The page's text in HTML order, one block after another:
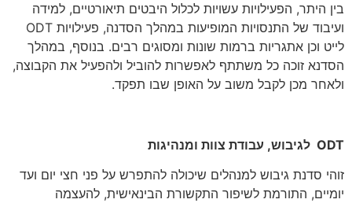
בין היתר, הפעילויות עשויות לכלול היבטים תיאורטיים, למידה
ועיבוד של התנסויות המופיעות במהלך הסדנה, פעילויות ODT
לייט וכן אתגריות ברמות שונות ומסוגים רבים. בנוסף, במהלך
הסדנא זוכה כל משתתף לאפשרות להוביל ולהפעיל את הקבוצה,
ולאחר מכן לקבל משוב על האופן שבו תפקד.
ODT לגיבוש, עבודת צוות ומנהיגות
זוהי סדנת גיבוש למנהלים שיכולה להתפרש על פני חצי יום ועד
יומיים, התורמת לשיפור התקשורת הבינאישית, להעצמה